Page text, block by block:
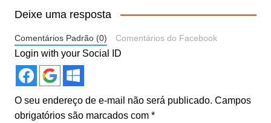
Deixe uma resposta
Comentários Padrão (0) Comentários do Facebook
Login with your Social ID
O seu endereço de e-mail não será publicado. Campos
obrigatórios são marcados com *